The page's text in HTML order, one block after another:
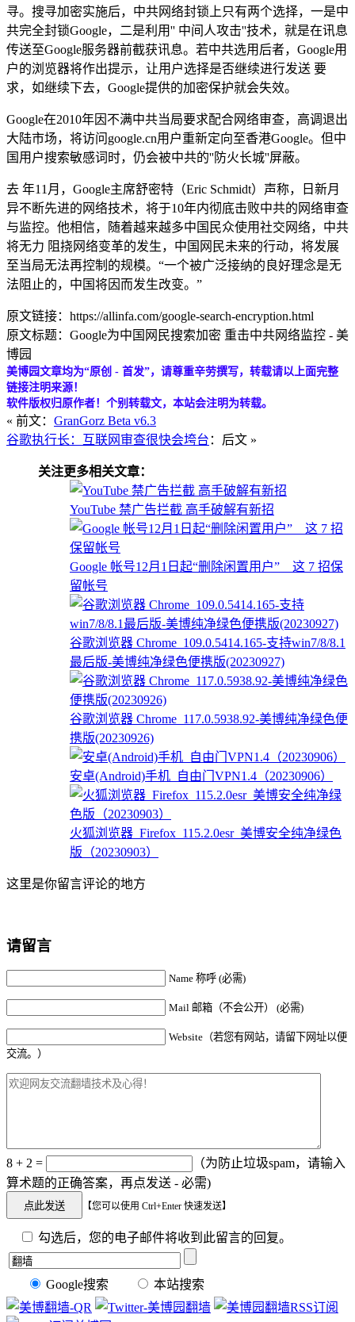
寻。搜寻加密实施后，中共网络封锁上只有两个选择，一是中
共完全封锁Google，二是利用'' 中间人攻击''技术，就是在讯息
传送至Google服务器前截获讯息。若中共选用后者，Google用
户的浏览器将作出提示，让用户选择是否继续进行发送 要
求，如继续下去，Google提供的加密保护就会失效。
Google在2010年因不满中共当局要求配合网络审查，高调退出
大陆市场，将访问google.cn用户重新定向至香港Google。但中
国用户搜索敏感词时，仍会被中共的''防火长城''屏蔽。
去 年11月，Google主席舒密特（Eric Schmidt）声称，日新月
异不断先进的网络技术，将于10年内彻底击败中共的网络审查
与监控。他相信，随着越来越多中国民众使用社交网络，中共
将无力 阻挠网络变革的发生，中国网民未来的行动，将发展
至当局无法再控制的规模。“一个被广泛接纳的良好理念是无
法阻止的，中国将因而发生改变。”
原文链接：https://allinfa.com/google-search-encryption.html
原文标题：Google为中国网民搜索加密 重击中共网络监控 - 美
博园
美博园文章均为“原创 - 首发”，请尊重辛劳撰写，转载请以上面完整
链接注明来源！
软件版权归原作者！个别转载文，本站会注明为转载。
« 前文： GranGorz Beta v6.3
谷歌执行长：互联网审查很快会垮台 ：后文 »
关注更多相关文章：
YouTube 禁广告拦截 高手破解有新招
Google 帐号12月1日起“删除闲置用户” 这 7 招保
留帐号
谷歌浏览器 Chrome_109.0.5414.165-支持win7/8/8.1
最后版-美博纯净绿色便携版(20230927)
谷歌浏览器 Chrome_117.0.5938.92-美博纯净绿色便
携版(20230926)
安卓(Android)手机_自由门VPN1.4（20230906）
火狐浏览器_Firefox_115.2.0esr_美博安全纯净绿色
版（20230903）
这里是你留言评论的地方
请留言
Name 称呼 (必需)
Mail 邮箱（不会公开） (必需)
Website（若您有网站，请留下网址以便
交流。）
8 + 2 =
（为防止垃圾spam，请输入
算术题的正确答案，再点发送 - 必需)
【您可以使用 Ctrl+Enter 快速发送】
勾选后，您的电子邮件将收到此留言的回复。
Google搜索 本站搜索